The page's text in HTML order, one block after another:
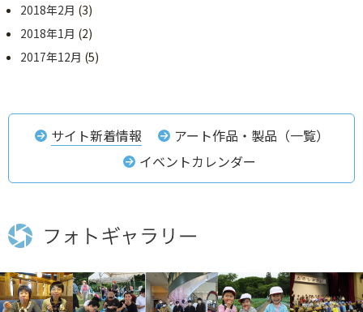
2018年2月 (3)
2018年1月 (2)
2017年12月 (5)
サイト新着情報
アート作品・製品（一覧）
イベントカレンダー